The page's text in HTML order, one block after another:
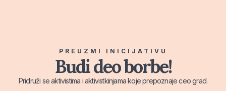
PREUZMI INICIJATIVU
Budi deo borbe!
Pridruži se aktivistima i aktivistkinjama koje prepoznaje ceo grad.